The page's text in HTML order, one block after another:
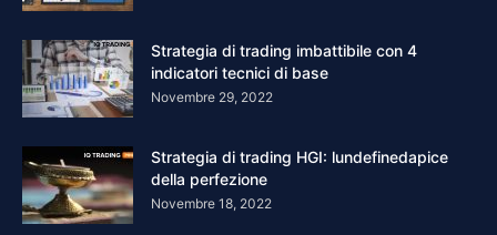
Strategia di trading imbattibile con 4
indicatori tecnici di base
Novembre 29, 2022
Strategia di trading HGI: lundefinedapice
della perfezione
Novembre 18, 2022